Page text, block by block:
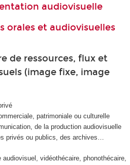
audiovisuelle
orales et audiovisuelles
de ressources, flux et
(image fixe, image
patrimoniale ou culturelle
de la production audiovisuelle
privés ou publics, des archives…
audiovisuel, vidéothécaire, phonothécaire,